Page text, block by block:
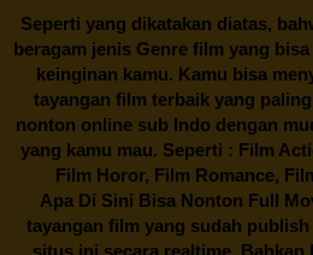
Seperti yang dikatakan diatas,
beragam jenis Genre film yang
keinginan kamu. Kamu bisa
tayangan film terbaik yang
nonton online sub Indo dengan
yang kamu mau. Seperti : Film
Film Horor, Film Romance,
Apa Di Sini Bisa Nonton Full
tayangan film yang sudah
situs ini secara realtime. Bahkan